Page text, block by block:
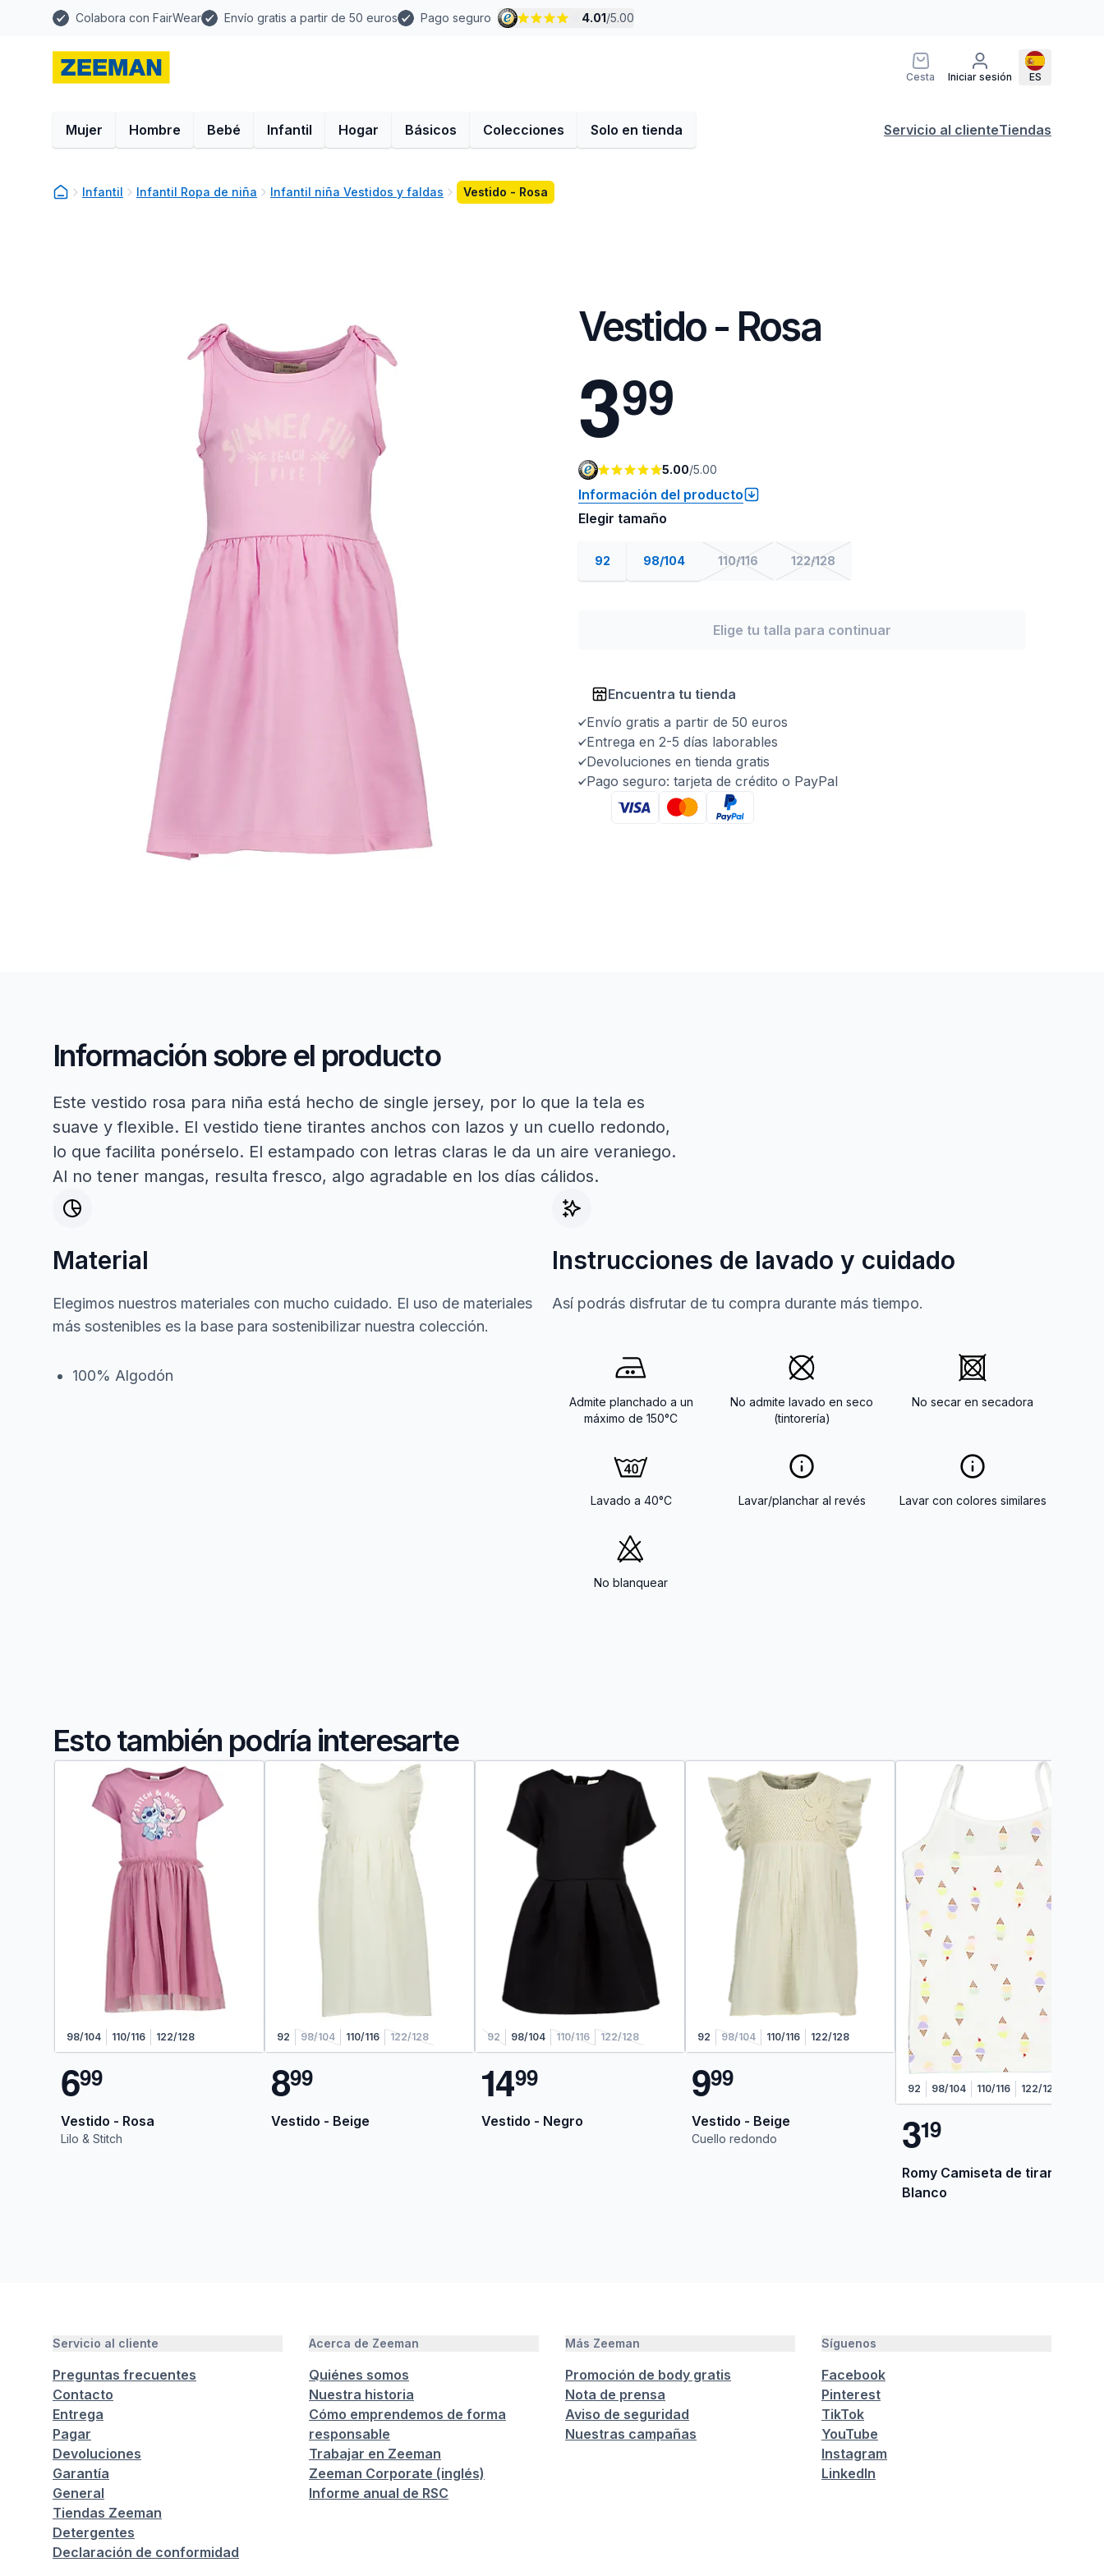
Colabora con FairWear Envío gratis a partir de 50 euros Pago seguro 4.01/5.00
Cesta Iniciar sesión ES
Mujer Hombre Bebé Infantil Hogar Básicos Colecciones Solo en tienda Servicio al clienteTiendas
Infantil Infantil Ropa de niña Infantil niña Vestidos y faldas Vestido - Rosa
Vestido - Rosa
399
5.00/5.00
Información del producto
Elegir tamaño
92 98/104 110/116 122/128
Elige tu talla para continuar
Encuentra tu tienda
Envío gratis a partir de 50 euros
Entrega en 2-5 días laborables
Devoluciones en tienda gratis
Pago seguro: tarjeta de crédito o PayPal
Información sobre el producto
Este vestido rosa para niña está hecho de single jersey, por lo que la tela es
suave y flexible. El vestido tiene tirantes anchos con lazos y un cuello redondo,
lo que facilita ponérselo. El estampado con letras claras le da un aire veraniego.
Al no tener mangas, resulta fresco, algo agradable en los días cálidos.
Material
Elegimos nuestros materiales con mucho cuidado. El uso de materiales
más sostenibles es la base para sostenibilizar nuestra colección.
100% Algodón
Instrucciones de lavado y cuidado
Así podrás disfrutar de tu compra durante más tiempo.
Admite planchado a un
máximo de 150°C
No admite lavado en seco
(tintorería)
No secar en secadora
Lavado a 40°C Lavar/planchar al revés Lavar con colores similares
No blanquear
Esto también podría interesarte
98/104 110/116 122/128
699
Vestido - Rosa
Lilo & Stitch
92 98/104 110/116 122/128
899
Vestido - Beige
92 98/104 110/116 122/128
1499
Vestido - Negro
92 98/104 110/116 122/128
999
Vestido - Beige
Cuello redondo
92 98/104 110/116 122/128
319
Romy Camiseta de tirantes -
Blanco
Servicio al cliente
Preguntas frecuentes
Contacto
Entrega
Pagar
Devoluciones
Garantía
General
Tiendas Zeeman
Detergentes
Declaración de conformidad
Acerca de Zeeman
Quiénes somos
Nuestra historia
Cómo emprendemos de forma
responsable
Trabajar en Zeeman
Zeeman Corporate (inglés)
Informe anual de RSC
Más Zeeman
Promoción de body gratis
Nota de prensa
Aviso de seguridad
Nuestras campañas
Síguenos
Facebook
Pinterest
TikTok
YouTube
Instagram
LinkedIn